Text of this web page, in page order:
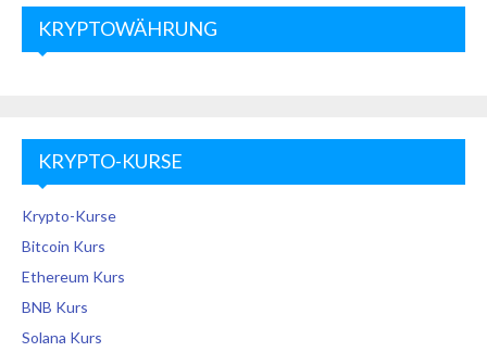
KRYPTOWÄHRUNG
KRYPTO-KURSE
Krypto-Kurse
Bitcoin Kurs
Ethereum Kurs
BNB Kurs
Solana Kurs